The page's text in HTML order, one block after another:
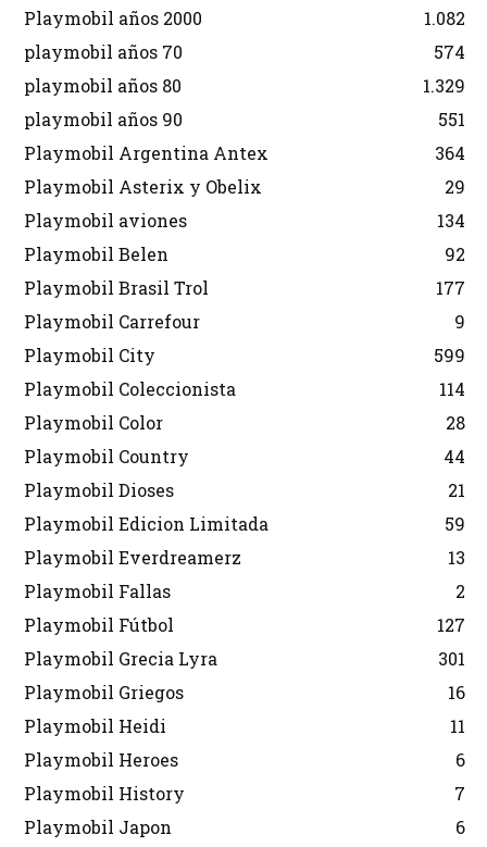
Playmobil años 2000
1.082
playmobil años 70
574
playmobil años 80
1.329
playmobil años 90
551
Playmobil Argentina Antex
364
Playmobil Asterix y Obelix
29
Playmobil aviones
134
Playmobil Belen
92
Playmobil Brasil Trol
177
Playmobil Carrefour
9
Playmobil City
599
Playmobil Coleccionista
114
Playmobil Color
28
Playmobil Country
44
Playmobil Dioses
21
Playmobil Edicion Limitada
59
Playmobil Everdreamerz
13
Playmobil Fallas
2
Playmobil Fútbol
127
Playmobil Grecia Lyra
301
Playmobil Griegos
16
Playmobil Heidi
11
Playmobil Heroes
6
Playmobil History
7
Playmobil Japon
6